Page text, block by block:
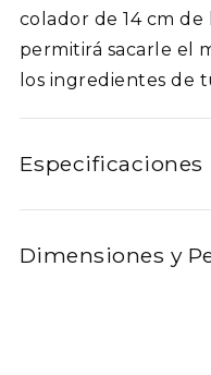
colador de 14 cm de
permitirá sacarle el
los ingredientes de
Especificaciones
Dimensiones y